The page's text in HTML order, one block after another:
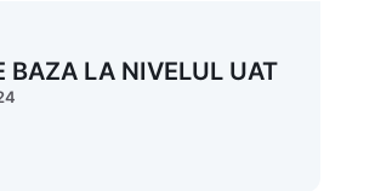
BAZA LA NIVELUL UAT